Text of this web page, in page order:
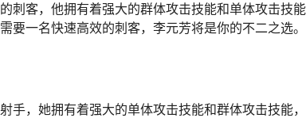
刺客，他拥有着强大的群体攻击技能和单体攻击技
要一名快速高效的刺客，李元芳将是你的不二之选。
手，她拥有着强大的单体攻击技能和群体攻击技能